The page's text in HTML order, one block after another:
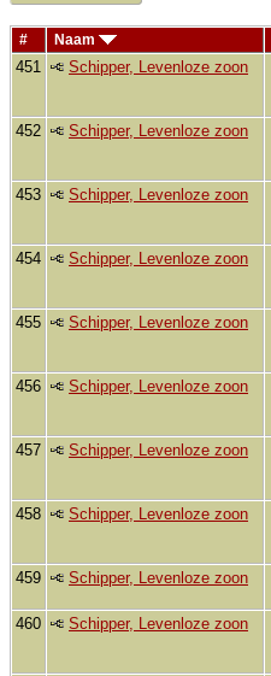
# Naam
451
Schipper, Levenloze zoon
452
Schipper, Levenloze zoon
453
Schipper, Levenloze zoon
454
Schipper, Levenloze zoon
455
Schipper, Levenloze zoon
456
Schipper, Levenloze zoon
457
Schipper, Levenloze zoon
458
Schipper, Levenloze zoon
459 Schipper, Levenloze zoon
460
Schipper, Levenloze zoon